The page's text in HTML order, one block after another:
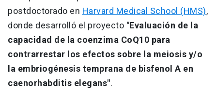
postdoctorado en Harvard Medical School (HMS),
donde desarrolló el proyecto "Evaluación de la
capacidad de la coenzima CoQ10 para
contrarrestar los efectos sobre la meiosis y/o
la embriogénesis temprana de bisfenol A en
caenorhabditis elegans".